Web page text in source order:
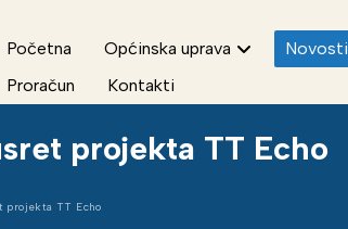
Početna Općinska uprava Novosti
Proračun
Kontakti
projekta TT Echo
projekta TT Echo